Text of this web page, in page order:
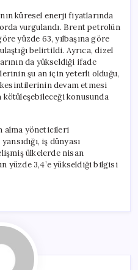
küresel enerji fiyatlarında
vurgulandı. Brent petrolün
yüzde 63, yılbaşına göre
belirtildi. Ayrıca, dizel
da yükseldiği ifade
şu an için yeterli olduğu,
devam etmesi
konusunda
alma yöneticileri
iş dünyası
ülkelerde nisan
yüzde 3,4’e yükseldiği bilgisi